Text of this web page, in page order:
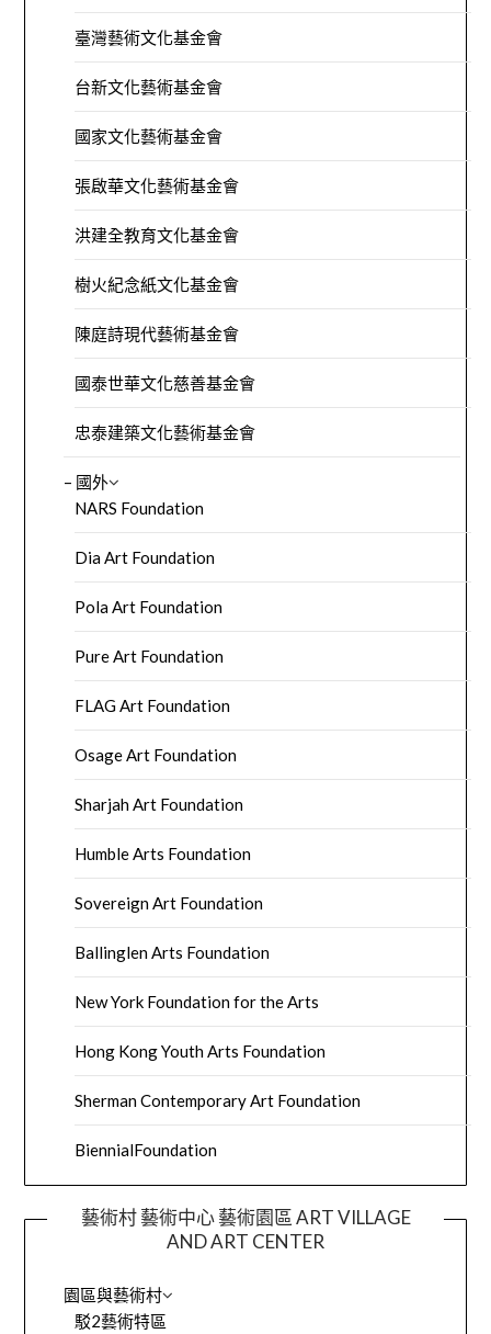
臺灣藝術文化基金會
台新文化藝術基金會
國家文化藝術基金會
張啟華文化藝術基金會
洪建全教育文化基金會
樹火紀念紙文化基金會
陳庭詩現代藝術基金會
國泰世華文化慈善基金會
忠泰建築文化藝術基金會
– 國外
NARS Foundation
Dia Art Foundation
Pola Art Foundation
Pure Art Foundation
FLAG Art Foundation
Osage Art Foundation
Sharjah Art Foundation
Humble Arts Foundation
Sovereign Art Foundation
Ballinglen Arts Foundation
New York Foundation for the Arts
Hong Kong Youth Arts Foundation
Sherman Contemporary Art Foundation
BiennialFoundation
藝術村 藝術中心 藝術園區 ART VILLAGE
AND ART CENTER
園區與藝術村
駁2藝術特區